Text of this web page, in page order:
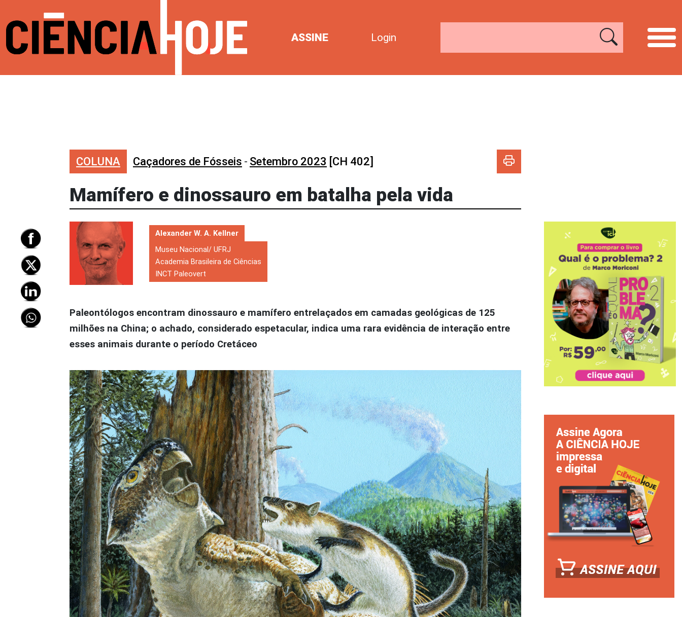
ASSINE Login
COLUNA Caçadores de Fósseis - Setembro 2023 [CH 402]
Mamífero e dinossauro em batalha pela vida
Alexander W. A. Kellner
Museu Nacional/ UFRJ
Academia Brasileira de Ciências
INCT Paleovert
Paleontólogos encontram dinossauro e mamífero entrelaçados em camadas geológicas de 125
milhões na China; o achado, considerado espetacular, indica uma rara evidência de interação entre
esses animais durante o período Cretáceo